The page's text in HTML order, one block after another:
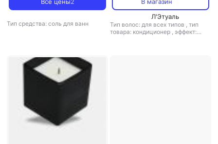
Тип средства: соль для ванн
Coral" 250
Л'Этуаль
Тип волос: для всех типов , тип
товара: кондиционер , эффект: